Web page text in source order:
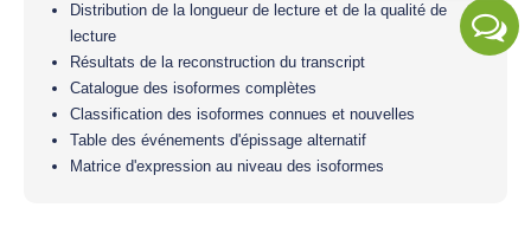
Distribution de la longueur de lecture et de la qualité de
lecture
Résultats de la reconstruction du transcript
Catalogue des isoformes complètes
Classification des isoformes connues et nouvelles
Table des événements d'épissage alternatif
Matrice d'expression au niveau des isoformes